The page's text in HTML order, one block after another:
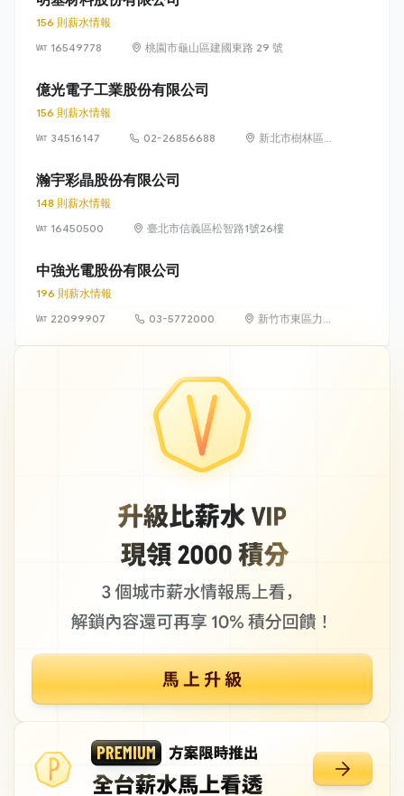
156 則薪水情報
16549778
桃園市龜山區建國東路 29 號
億光電子工業股份有限公司
156 則薪水情報
34516147
02-26856688
新北市樹林區中
瀚宇彩晶股份有限公司
148 則薪水情報
16450500
臺北市信義區松智路1號26樓
中強光電股份有限公司
196 則薪水情報
22099907
03-5772000
新竹市東區力行